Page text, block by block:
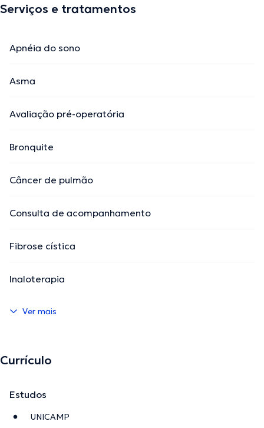
Serviços e tratamentos
Apnéia do sono
Asma
Avaliação pré-operatória
Bronquite
Câncer de pulmão
Consulta de acompanhamento
Fibrose cística
Inaloterapia
Ver mais
Currículo
Estudos
UNICAMP